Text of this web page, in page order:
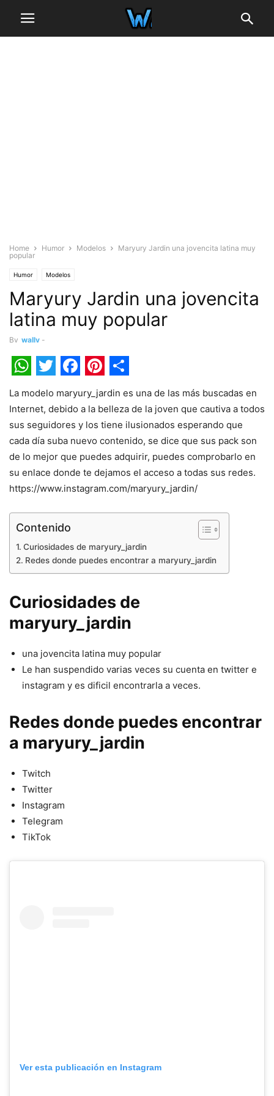
Home Humor Modelos
Maryury Jardin una jovencita latina muy
popular
Humor Modelos
Maryury Jardin una jovencita
latina muy popular
By wally -
WhatsApp
Twitter
Facebook
Pinterest
Share
La modelo maryury_jardin es una de las más buscadas en
Internet, debido a la belleza de la joven que cautiva a todos
sus seguidores y los tiene ilusionados esperando que
cada día suba nuevo contenido, se dice que sus pack son
de lo mejor que puedes adquirir, puedes comprobarlo en
su enlace donde te dejamos el acceso a todas sus redes.
https://www.instagram.com/maryury_jardin/
Contenido
Curiosidades de maryury_jardin
Redes donde puedes encontrar a maryury_jardin
Curiosidades de
maryury_jardin
una jovencita latina muy popular
Le han suspendido varias veces su cuenta en twitter e
instagram y es dificil encontrarla a veces.
Redes donde puedes encontrar
a maryury_jardin
Twitch
Twitter
Instagram
Telegram
TikTok
Ver esta publicación en Instagram